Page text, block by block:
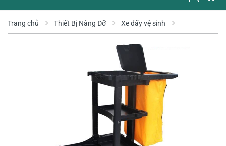
Trang chủ Thiết Bị Nâng Đỡ Xe đẩy vệ sinh